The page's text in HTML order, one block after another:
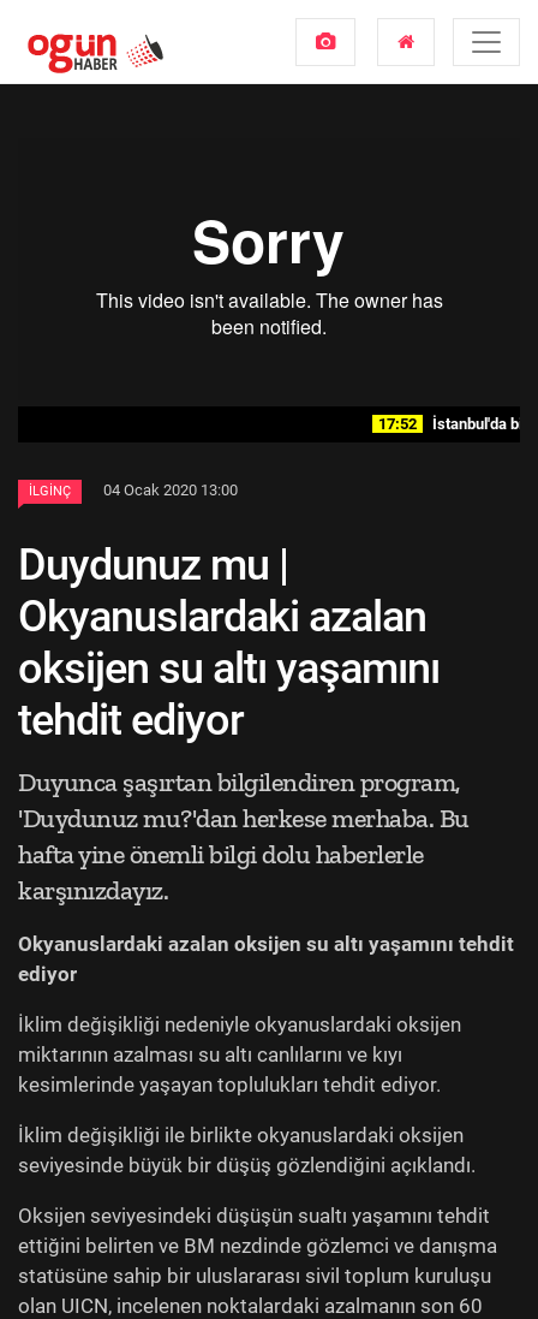
17:52 İstanbul'da bir
İLGINÇ 04 Ocak 2020 13:00
Duydunuz mu |
Okyanuslardaki azalan
oksijen su altı yaşamını
tehdit ediyor
Duyunca şaşırtan bilgilendiren program,
'Duydunuz mu?'dan herkese merhaba. Bu
hafta yine önemli bilgi dolu haberlerle
karşınızdayız.
Okyanuslardaki azalan oksijen su altı yaşamını tehdit
ediyor
İklim değişikliği nedeniyle okyanuslardaki oksijen
miktarının azalması su altı canlılarını ve kıyı
kesimlerinde yaşayan toplulukları tehdit ediyor.
İklim değişikliği ile birlikte okyanuslardaki oksijen
seviyesinde büyük bir düşüş gözlendiğini açıklandı.
Oksijen seviyesindeki düşüşün sualtı yaşamını tehdit
ettiğini belirten ve BM nezdinde gözlemci ve danışma
statüsüne sahip bir uluslararası sivil toplum kuruluşu
olan UICN, incelenen noktalardaki azalmanın son 60